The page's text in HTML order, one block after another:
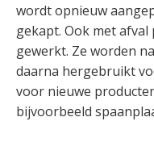
wordt opnieuw
gekapt. Ook met
gewerkt. Ze worden
daarna hergebruikt
voor nieuwe
bijvoorbeeld